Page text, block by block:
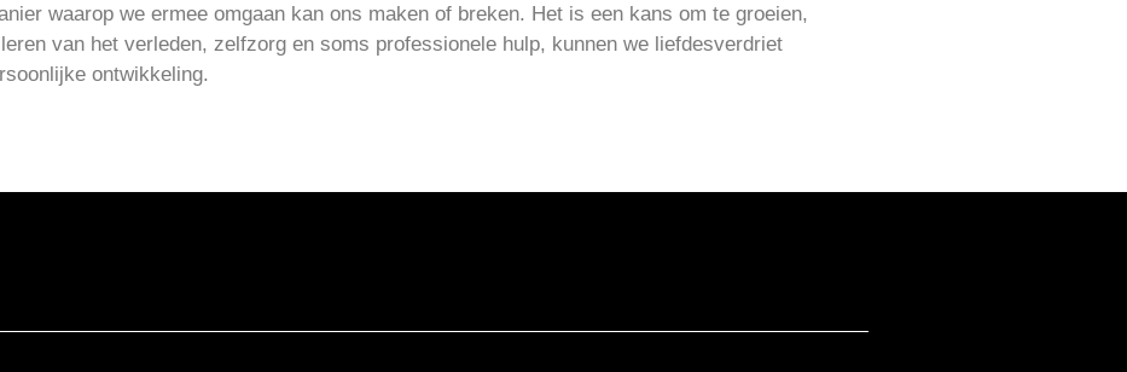
waarop we ermee omgaan kan ons maken of breken. Het is een kans om te groeien,
van het verleden, zelfzorg en soms professionele hulp, kunnen we liefdesverdriet
ontwikkeling.